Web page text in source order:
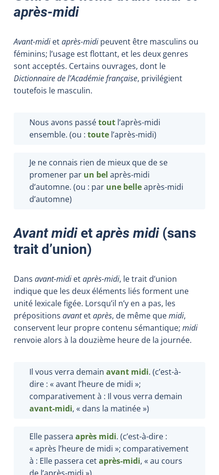
après-midi
Avant-midi etaprès-midi peuvent être masculins ou
féminins; l’usage est flottant, et les deux genres
sont acceptés. Certains ouvrages, dont le
Dictionnaire de l’Académie française, privilégient
toutefois le masculin.
Nous avons passétout l’après-midi
ensemble. (ou : toute l’après-midi)
Je ne connais rien de mieux que de se
promener par un bel après-midi
d’automne. (ou : par une belleaprès-midi
d’automne)
Avant midiet après midi(sans
trait d’union)
Dans avant-midi etaprès-midi, le trait d’union
indique que les deux éléments liés forment une
unité lexicale figée. Lorsqu’il n’y en a pas, les
prépositions avantetaprès, de même quemidi,
conservent leur propre contenu sémantique; midi
renvoie alors à la douzième heure de la journée.
Il vous verra demain avant midi. (c’est-à-
dire : « avant l’heure de midi »;
comparativement à : Il vous verra demain
avant-midi, « dans la matinée »)
Elle passera après midi. (c’est-à-dire :
« après l’heure de midi »; comparativement
à : Elle passera cetaprès-midi, « au cours
de l’après-midi »)